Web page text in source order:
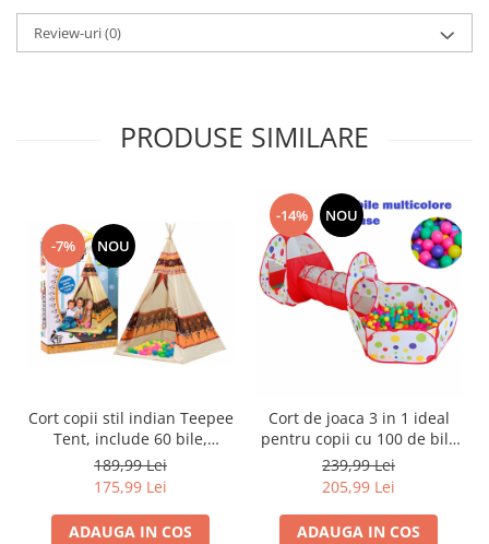
Review-uri(0)
PRODUSE SIMILARE
-7% NOU
Cort copii stil indian Teepee
Tent, include 60 bile,
multicolor
189,99 Lei
175,99 Lei
ADAUGA IN COS
-14% NOU
Cort de joaca 3 in 1 ideal
pentru copii cu 100 de bile
multicolore incluse, format
din cort, tunel intermediar
si piscina, multicolor
239,99 Lei
205,99 Lei
ADAUGA IN COS